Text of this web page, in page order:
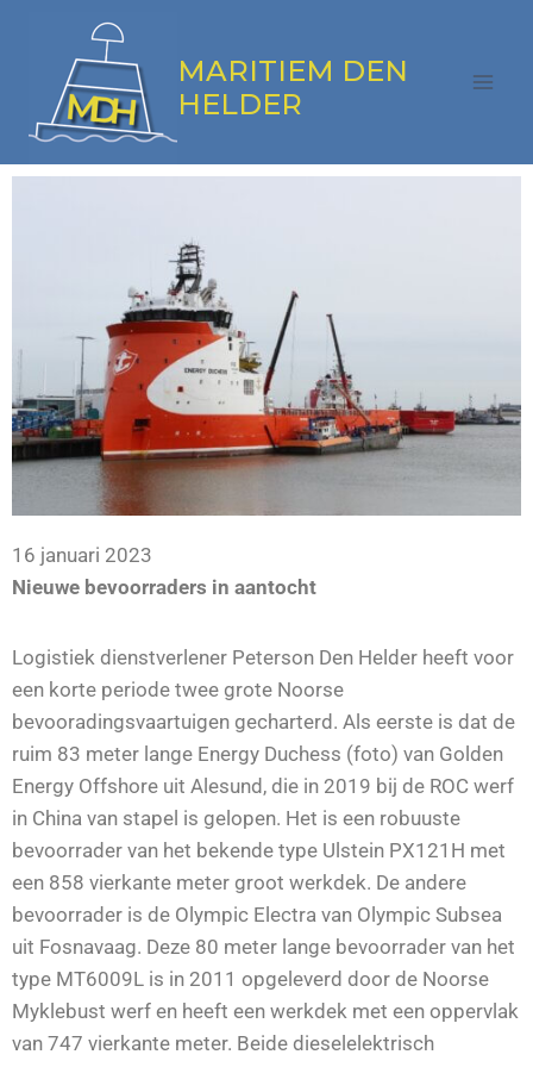
MARITIEM DEN
HELDER
16 januari 2023
Nieuwe bevoorraders in aantocht
Logistiek dienstverlener Peterson Den Helder heeft voor
een korte periode twee grote Noorse
bevooradingsvaartuigen gecharterd. Als eerste is dat de
ruim 83 meter lange Energy Duchess (foto) van Golden
Energy Offshore uit Alesund, die in 2019 bij de ROC werf
in China van stapel is gelopen. Het is een robuuste
bevoorrader van het bekende type Ulstein PX121H met
een 858 vierkante meter groot werkdek. De andere
bevoorrader is de Olympic Electra van Olympic Subsea
uit Fosnavaag. Deze 80 meter lange bevoorrader van het
type MT6009L is in 2011 opgeleverd door de Noorse
Myklebust werf en heeft een werkdek met een oppervlak
van 747 vierkante meter. Beide dieselelektrisch